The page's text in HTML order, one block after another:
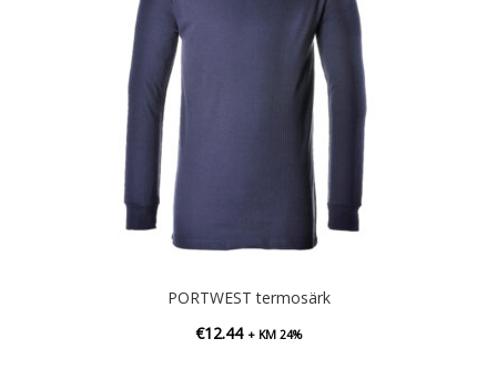
PORTWEST termosärk
€12.44 + KM 24%